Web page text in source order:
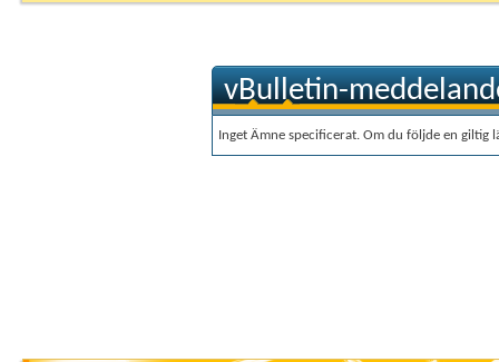
vBulletin-
Inget Ämne specificerat. Om du följde en giltig